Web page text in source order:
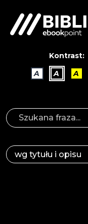
Kontrast:
A
A A